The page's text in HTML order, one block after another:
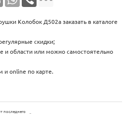
Колобок Д502а заказать в каталоге
скидки;
и области или можно самостоятельно
и online по карте.
последнего